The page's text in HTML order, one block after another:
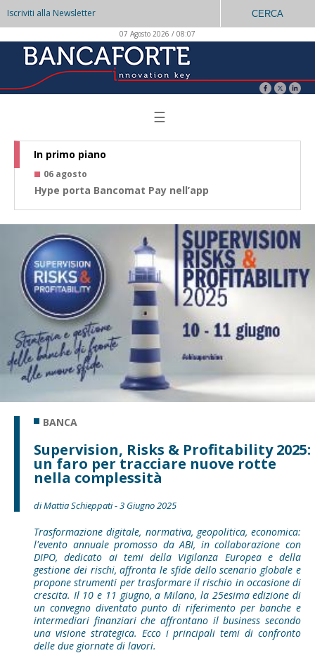
Iscriviti alla Newsletter CERCA
07 Agosto 2026 / 08:07
☰
In primo piano
06 agosto
Hype porta Bancomat Pay nell’app
BANCA
Supervision, Risks & Profitability 2025:
un faro per tracciare nuove rotte
nella complessità
di Mattia Schieppati - 3 Giugno 2025
Trasformazione digitale, normativa, geopolitica, economica:
l'evento annuale promosso da ABI, in collaborazione con
DIPO, dedicato ai temi della Vigilanza Europea e della
gestione dei rischi, affronta le sfide dello scenario globale e
propone strumenti per trasformare il rischio in occasione di
crescita. Il 10 e 11 giugno, a Milano, la 25esima edizione di
un convegno diventato punto di riferimento per banche e
intermediari finanziari che affrontano il business secondo
una visione strategica. Ecco i principali temi di confronto
delle due giornate di lavori.